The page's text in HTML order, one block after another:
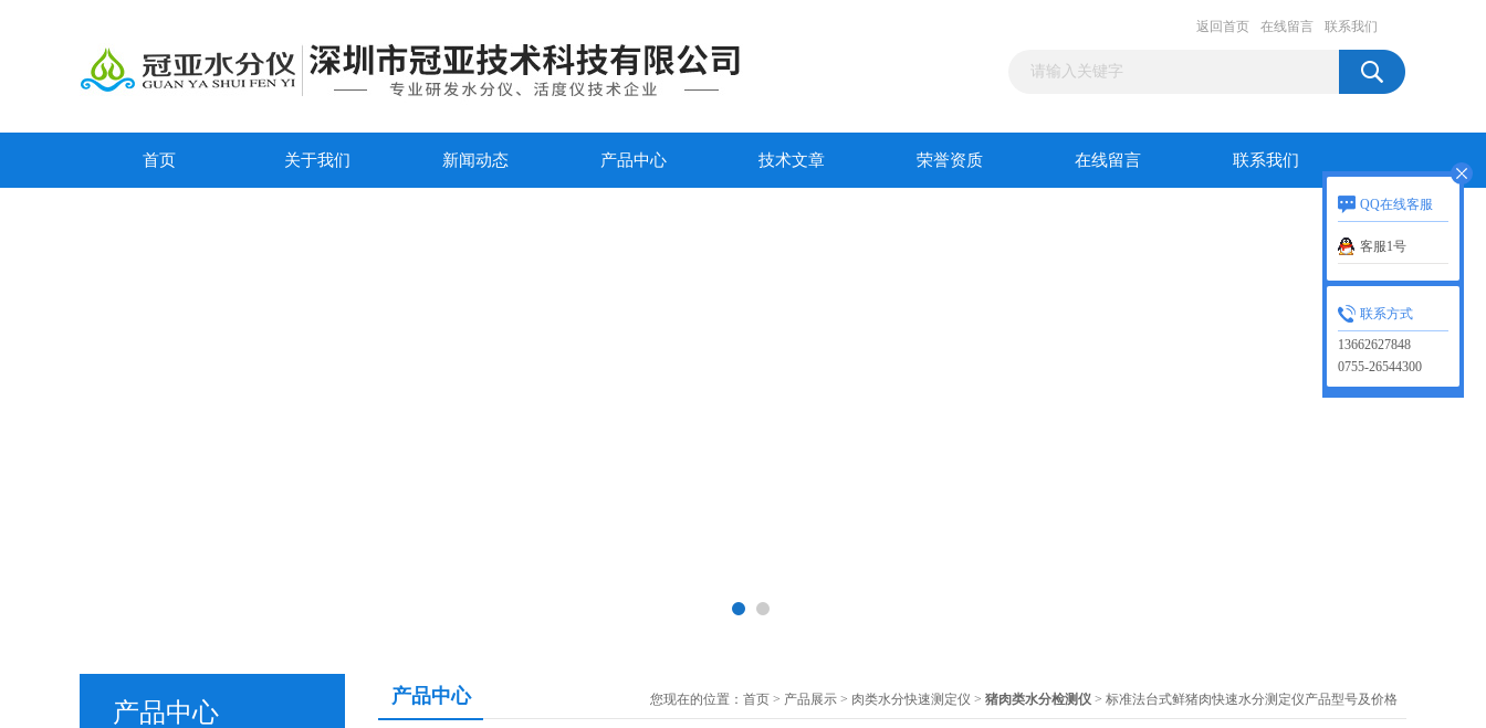
返回首页 在线留言 联系我们
首页 关于我们 新闻动态 产品中心 技术文章 荣誉资质 在线留言 联系我们
产品中心
产品中心 您现在的位置： 首页 > 产品展示 > 肉类水分快速测定仪 > 猪肉类水分检测仪 > 标准法台式鲜猪肉快速水分测定仪产品型号及价格
QQ在线客服
客服1号
联系方式
13662627848
0755-26544300